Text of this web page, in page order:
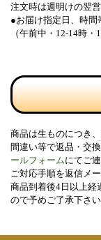
注文時は週明けの翌
●お届け指定日、時間
（午前中・12-14時・
商品は生ものにつき
間違い等で返品・交
ールフォームにてご
ご対応手順を返信メ
商品到着後4日以上経
ので予めご了承下さい